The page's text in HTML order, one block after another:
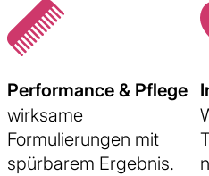
Performance & Pflege
wirksame
Formulierungen mit
spürbarem Ergebnis.